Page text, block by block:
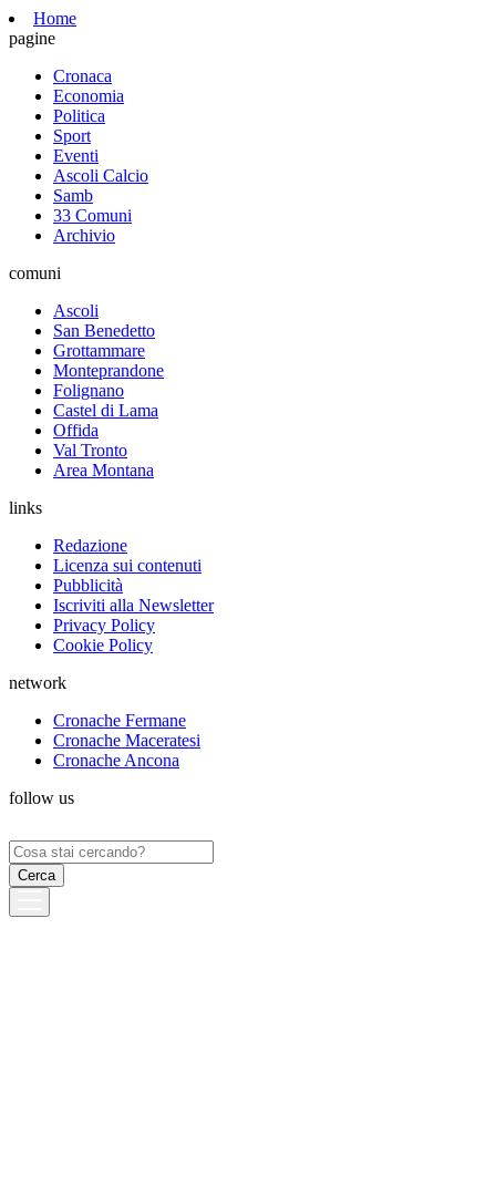
Home
pagine
Cronaca
Economia
Politica
Sport
Eventi
Ascoli Calcio
Samb
33 Comuni
Archivio
comuni
Ascoli
San Benedetto
Grottammare
Monteprandone
Folignano
Castel di Lama
Offida
Val Tronto
Area Montana
links
Redazione
Licenza sui contenuti
Pubblicità
Iscriviti alla Newsletter
Privacy Policy
Cookie Policy
network
Cronache Fermane
Cronache Maceratesi
Cronache Ancona
follow us
Ricerca
per: